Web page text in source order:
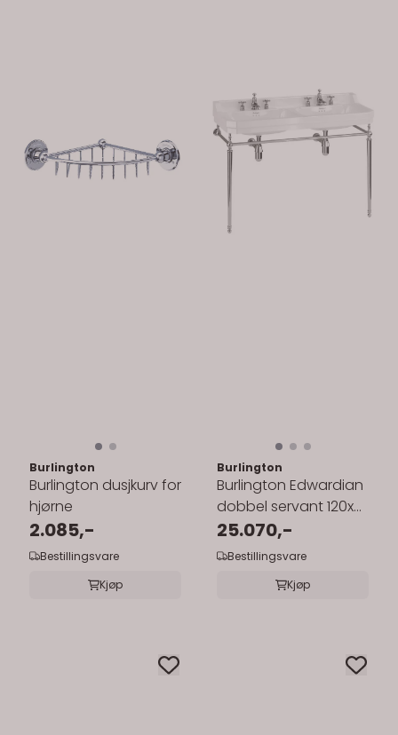
Burlington
Burlington dusjkurv for
hjørne
2.085,-
Bestillingsvare
Kjøp
Burlington
Burlington Edwardian
dobbel servant 120x51
cm inkl.rørstativ
25.070,-
Bestillingsvare
Kjøp